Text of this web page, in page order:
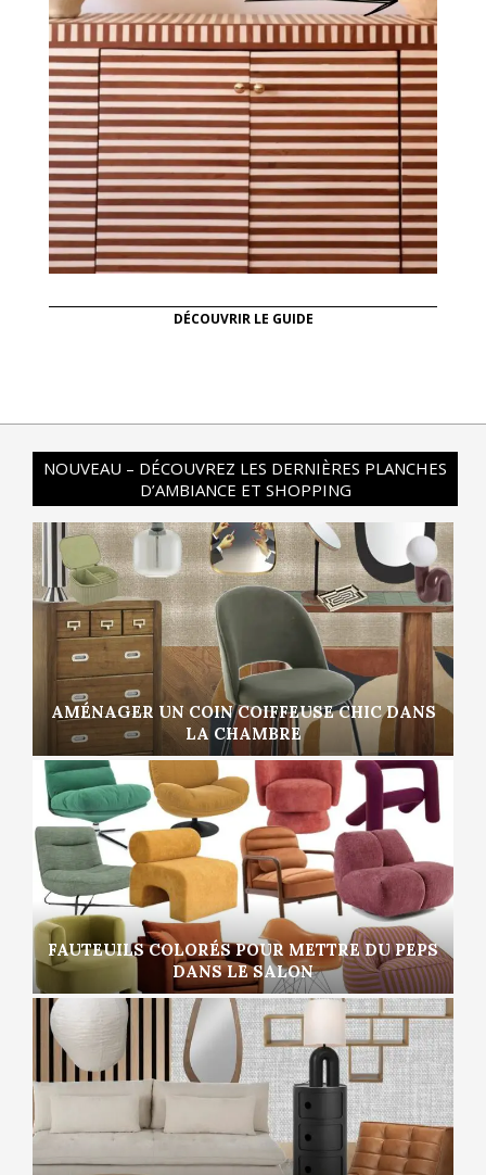
DÉCOUVRIR LE GUIDE
NOUVEAU – DÉCOUVREZ LES DERNIÈRES PLANCHES
D’AMBIANCE ET SHOPPING
AMÉNAGER UN COIN COIFFEUSE CHIC DANS
LA CHAMBRE
FAUTEUILS COLORÉS POUR METTRE DU PEPS
DANS LE SALON